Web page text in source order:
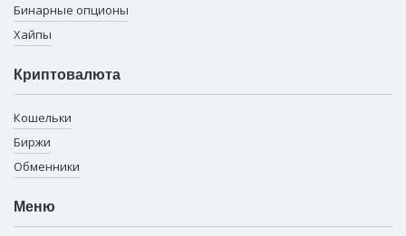
Бинарные опционы
Хайпы
Криптовалюта
Кошельки
Биржи
Обменники
Меню